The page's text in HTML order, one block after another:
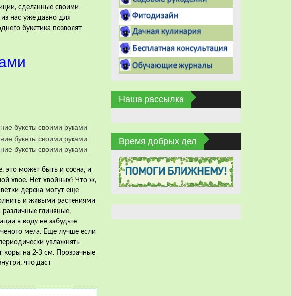
сделанные своими
нас уже давно для
букетика позволят
это может быть и сосна, и
хвое. Нет хвойных? Что ж,
дерена могут еще
и живыми растениями
различные глиняные,
в воду не забудьте
мела. Еще лучше если
увлажнять
коры на 2-3 см. Прозрачные
что даст
Наша рассылка
Время добрых дел